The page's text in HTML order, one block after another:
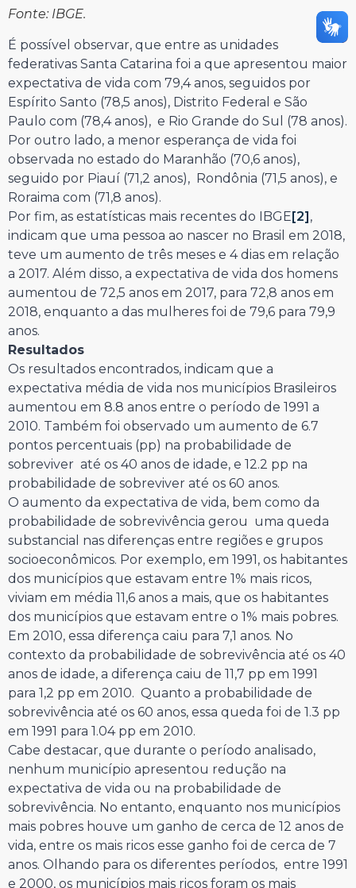
Fonte: IBGE.
É possível observar, que entre as unidades
federativas Santa Catarina foi a que apresentou maior
expectativa de vida com 79,4 anos, seguidos por
Espírito Santo (78,5 anos), Distrito Federal e São
Paulo com (78,4 anos), e Rio Grande do Sul (78 anos).
Por outro lado, a menor esperança de vida foi
observada no estado do Maranhão (70,6 anos),
seguido por Piauí (71,2 anos), Rondônia (71,5 anos), e
Roraima com (71,8 anos).
Por fim, as estatísticas mais recentes do IBGE[2],
indicam que uma pessoa ao nascer no Brasil em 2018,
teve um aumento de três meses e 4 dias em relação
a 2017. Além disso, a expectativa de vida dos homens
aumentou de 72,5 anos em 2017, para 72,8 anos em
2018, enquanto a das mulheres foi de 79,6 para 79,9
anos.
Resultados
Os resultados encontrados, indicam que a
expectativa média de vida nos municípios Brasileiros
aumentou em 8.8 anos entre o período de 1991 a
2010. Também foi observado um aumento de 6.7
pontos percentuais (pp) na probabilidade de
sobreviver até os 40 anos de idade, e 12.2 pp na
probabilidade de sobreviver até os 60 anos.
O aumento da expectativa de vida, bem como da
probabilidade de sobrevivência gerou uma queda
substancial nas diferenças entre regiões e grupos
socioeconômicos. Por exemplo, em 1991, os habitantes
dos municípios que estavam entre 1% mais ricos,
viviam em média 11,6 anos a mais, que os habitantes
dos municípios que estavam entre o 1% mais pobres.
Em 2010, essa diferença caiu para 7,1 anos. No
contexto da probabilidade de sobrevivência até os 40
anos de idade, a diferença caiu de 11,7 pp em 1991
para 1,2 pp em 2010. Quanto a probabilidade de
sobrevivência até os 60 anos, essa queda foi de 1.3 pp
em 1991 para 1.04 pp em 2010.
Cabe destacar, que durante o período analisado,
nenhum município apresentou redução na
expectativa de vida ou na probabilidade de
sobrevivência. No entanto, enquanto nos municípios
mais pobres houve um ganho de cerca de 12 anos de
vida, entre os mais ricos esse ganho foi de cerca de 7
anos. Olhando para os diferentes períodos, entre 1991
e 2000, os municípios mais ricos foram os mais